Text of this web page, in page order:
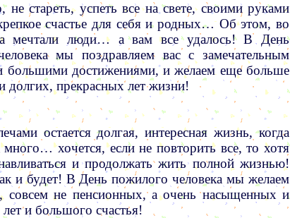
не стареть, успеть все на свете, своими руками
счастье для себя и родных… Об этом, во
мечтали люди… а вам все удалось! В День
мы поздравляем вас с замечательным
большими достижениями, и желаем еще больше
долгих, прекрасных лет жизни!
остается долгая, интересная жизнь, когда
много… хочется, если не повторить все, то хотя
и продолжать жить полной жизнью!
и будет! В День пожилого человека мы желаем
совсем не пенсионных, а очень насыщенных и
и большого счастья!